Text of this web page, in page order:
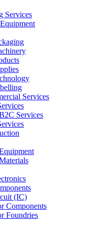
Services
Services
Services
(IC)
Components
Foundries